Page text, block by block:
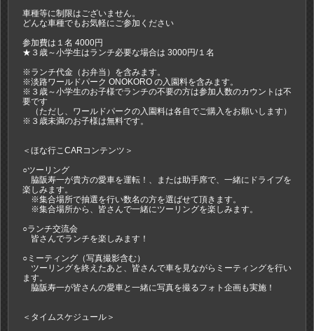
車種等に制限はございません。
どんな車種でもお気軽にご参加ください
参加費は１名 4000円
★３歳～小学生はランチ必要な場合は 3000円/１名
※ランチ代金（お弁当）を含みます。
※淡路ワールドパーク ONOKORO の入園料を含みます。
※３歳～小学生のお子様でランチの不要の方は参加人数のカウントは不
要です
（ただし、ワールドパークの入園料は各自でご購入をお願いします）
※３歳未満のお子様は無料です。
＜ほな行こCARコンテンツ＞
○ツーリング
脇阪寿一が貴方の愛車を運転！、または助手席で、一緒にドライブを
楽しみます。
※集合場所で抽選を行い数名の方を選ばせて頂きます。
※集合場所から、皆さんで一緒にツーリングを楽しみます。
○ランチ交流会
皆さんでランチを楽しみます！
○ミーティング（写真撮影含む）
ツーリングを終えたあと、皆さんで車を見ながらミーティングを行い
ます。
脇阪寿一が皆さんの愛車と一緒に写真を撮るフォト企画も実施！
＜タイムスケジュール＞